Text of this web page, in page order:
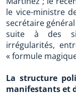
le vice-ministre
secrétaire
suite à des
irrégularités,
« formule
La structure
manifestants et